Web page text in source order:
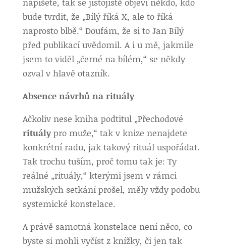
bude tvrdit, že „Bílý říká X, ale to říká
naprosto blbě.“ Doufám, že si to Jan Bílý
před publikací uvědomil. A i u mě, jakmile
jsem to viděl „černé na bílém,“ se někdy
ozval v hlavě otazník.
Absence návrhů na rituály
Ačkoliv nese kniha podtitul „Přechodové
rituálypro muže,“ tak v knize nenajdete
konkrétní radu, jak takový rituál uspořádat.
Tak trochu tuším, proč tomu tak je: Ty
reálné „rituály,“ kterými jsem v rámci
mužských setkání prošel, měly vždy podobu
systemické konstelace.
A právě samotná konstelace není něco, co
byste si mohli vyčíst z knížky, či jen tak